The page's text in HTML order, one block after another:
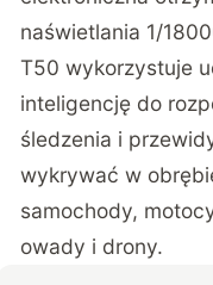
naświetlania 1/
T50 wykorzystuje
inteligencję do
śledzenia i
wykrywać w
samochody,
owady i drony.